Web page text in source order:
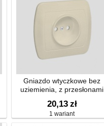
Gniazdo wtyczkowe bez
uziemienia, z przesłonami
20,13 zł
1 wariant